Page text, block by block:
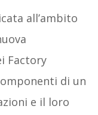
all’ambito
Factory
di un
e il loro